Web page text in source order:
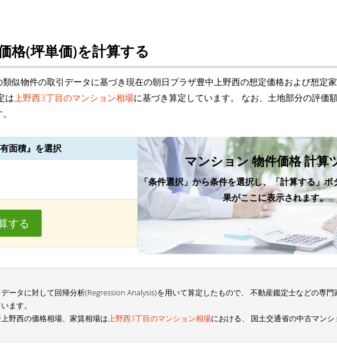
格(坪単価)を計算する
似物件の取引データに基づき現在の朝日プラザ豊中上野西の想定価格および想定
は上野西3丁目のマンション相場に基づき算定しています。 なお、土地部分の評価
面積』を選択
する
マンション 物件価格 計算
「条件選択」から条件を選択し、「計算する」
果がここに表示されます。
ータに対して回帰分析(Regression Analysis)を用いて算定したもので、 不動産鑑定士などの専
ます。
野西の価格相場、家賃相場は上野西3丁目のマンション相場における、 国土交通省の中古マン